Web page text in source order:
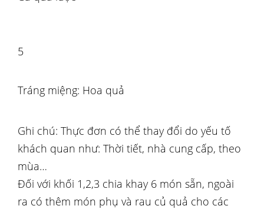
5
Tráng miệng: Hoa quả
Ghi chú: Thực đơn có thể thay đổi do yếu tố
khách quan như: Thời tiết, nhà cung cấp, theo
mùa…
Đối với khối 1,2,3 chia khay 6 món sẵn, ngoài
ra có thêm món phụ và rau củ quả cho các